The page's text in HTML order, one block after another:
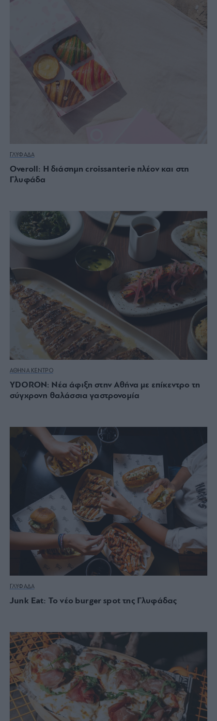
ΓΛΥΦΑΔΑ
Overoll: Η διάσημη croissanterie πλέον και στη
Γλυφάδα
ΑΘΗΝΑ ΚΕΝΤΡΟ
YDORON: Νέα άφιξη στην Αθήνα με επίκεντρο τη
σύγχρονη θαλάσσια γαστρονομία
ΓΛΥΦΑΔΑ
Junk Eat: Το νέο burger spot της Γλυφάδας